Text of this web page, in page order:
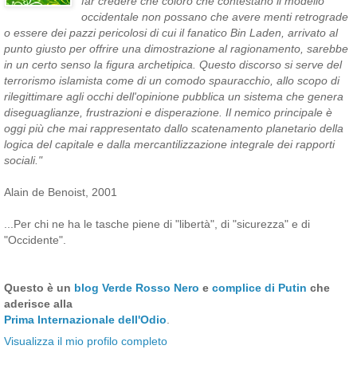
occidentale non possano che avere menti retrograde
o essere dei pazzi pericolosi di cui il fanatico Bin Laden, arrivato al
punto giusto per offrire una dimostrazione al ragionamento, sarebbe
in un certo senso la figura archetipica. Questo discorso si serve del
terrorismo islamista come di un comodo spauracchio, allo scopo di
rilegittimare agli occhi dell'opinione pubblica un sistema che genera
diseguaglianze, frustrazioni e disperazione. Il nemico principale è
oggi più che mai rappresentato dallo scatenamento planetario della
logica del capitale e dalla mercantilizzazione integrale dei rapporti
sociali."
Alain de Benoist, 2001
...Per chi ne ha le tasche piene di "libertà", di "sicurezza" e di
"Occidente".
Questo è un blog Verde Rosso Nero e complice di Putin che
aderisce alla
Prima Internazionale dell'Odio
Visualizza il mio profilo completo